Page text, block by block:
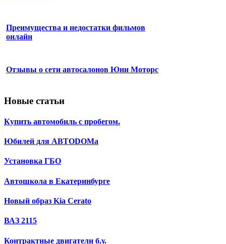
Преимущества и недостатки фильмов
онлайн
Отзывы о сети автосалонов Юни Моторс
Новые статьи
Купить автомобиль с пробегом.
Юбилей для АВТОDОМа
Установка ГБО
Автошкола в Екатеринбурге
Новый образ Kia Cerato
ВАЗ 2115
Контрактные двигатели б.у.